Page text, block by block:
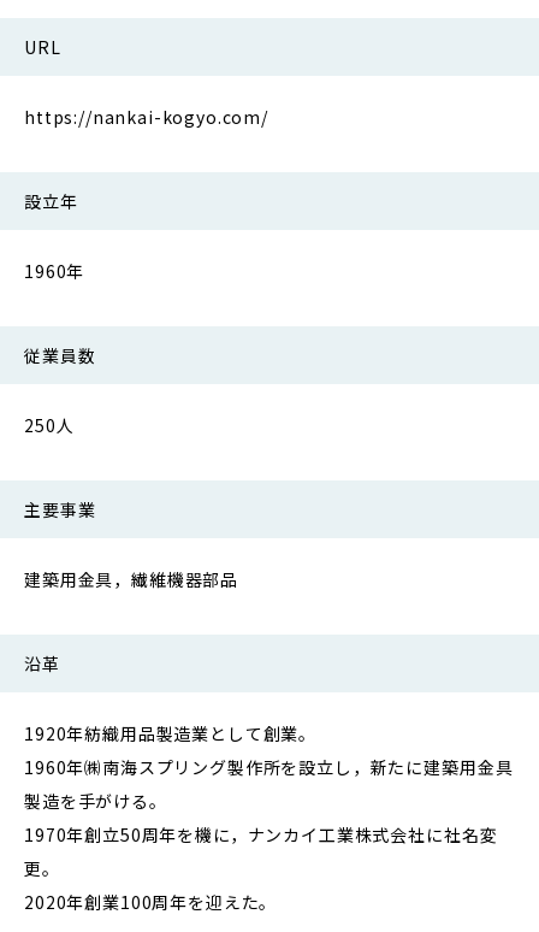
URL
https://nankai-kogyo.com/
設立年
1960年
従業員数
250人
主要事業
建築用金具，繊維機器部品
沿革
1920年紡織用品製造業として創業。
1960年㈱南海スプリング製作所を設立し，新たに建築用金具
製造を手がける。
1970年創立50周年を機に，ナンカイ工業株式会社に社名変
更。
2020年創業100周年を迎えた。